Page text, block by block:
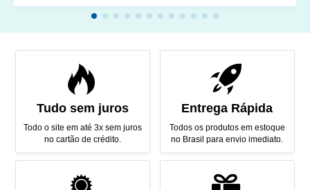
Tudo sem juros
Todo o site em até 3x sem juros
no cartão de crédito.
Entrega Rápida
Todos os produtos em estoque
no Brasil para envio imediato.